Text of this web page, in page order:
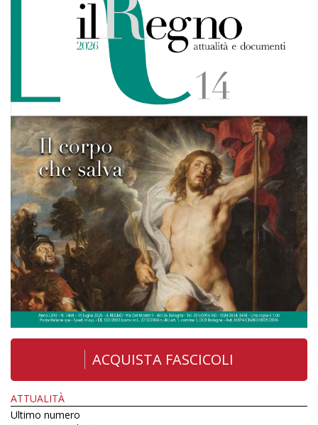
ACQUISTA FASCICOLI
ATTUALITÀ
Ultimo numero